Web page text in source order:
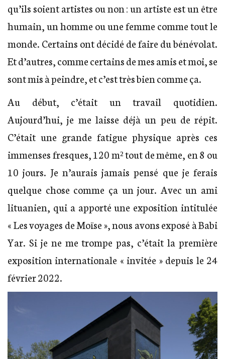
qu’ils soient artistes ou non : un artiste est un être
humain, un homme ou une femme comme tout le
monde. Certains ont décidé de faire du bénévolat.
Et d’autres, comme certains de mes amis et moi, se
sont mis à peindre, et c’est très bien comme ça.
Au début, c’était un travail quotidien.
Aujourd’hui, je me laisse déjà un peu de répit.
C’était une grande fatigue physique après ces
immenses fresques, 120 m² tout de même, en 8 ou
10 jours. Je n’aurais jamais pensé que je ferais
quelque chose comme ça un jour. Avec un ami
lituanien, qui a apporté une exposition intitulée
« Les voyages de Moïse », nous avons exposé à Babi
Yar. Si je ne me trompe pas, c’était la première
exposition internationale « invitée » depuis le 24
février 2022.